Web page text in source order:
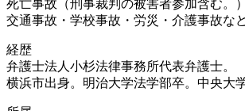
死亡事故（刑事裁判の被害者参加含む。
交通事故・学校事故・労災・介護事故な
経歴
弁護士法人小杉法律事務所代表弁護士。
横浜市出身。明治大学法学部卒。中央大